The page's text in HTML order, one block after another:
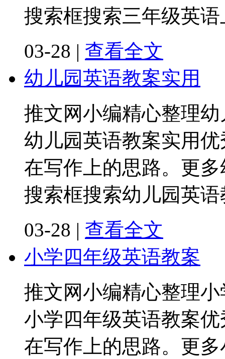
搜索框搜索三年级英
03-28 | 查看全文
幼儿园英语教案实用
推文网小编精心整理
幼儿园英语教案实用
在写作上的思路。更
搜索框搜索幼儿园英
03-28 | 查看全文
小学四年级英语教案
推文网小编精心整理
小学四年级英语教案
在写作上的思路。更